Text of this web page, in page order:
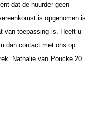
dat de huurder geen
is opgenomen is
van toepassing is. Heeft u
dan contact met ons op
Nathalie van Poucke 20